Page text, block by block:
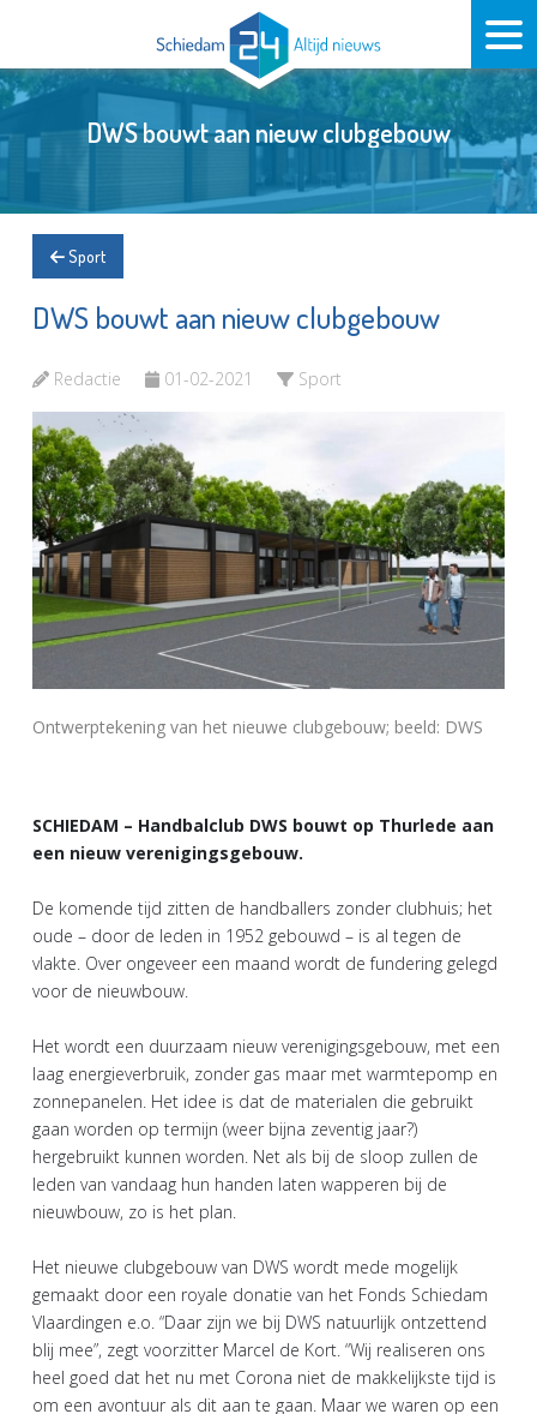
DWS bouwt aan nieuw clubgebouw
Sport
DWS bouwt aan nieuw clubgebouw
Redactie 01-02-2021 Sport
Ontwerptekening van het nieuwe clubgebouw; beeld: DWS
SCHIEDAM – Handbalclub DWS bouwt op Thurlede aan
een nieuw verenigingsgebouw.
De komende tijd zitten de handballers zonder clubhuis; het
oude – door de leden in 1952 gebouwd – is al tegen de
vlakte. Over ongeveer een maand wordt de fundering gelegd
voor de nieuwbouw.
Het wordt een duurzaam nieuw verenigingsgebouw, met een
laag energieverbruik, zonder gas maar met warmtepomp en
zonnepanelen. Het idee is dat de materialen die gebruikt
gaan worden op termijn (weer bijna zeventig jaar?)
hergebruikt kunnen worden. Net als bij de sloop zullen de
leden van vandaag hun handen laten wapperen bij de
nieuwbouw, zo is het plan.
Het nieuwe clubgebouw van DWS wordt mede mogelijk
gemaakt door een royale donatie van het Fonds Schiedam
Vlaardingen e.o. “Daar zijn we bij DWS natuurlijk ontzettend
blij mee”, zegt voorzitter Marcel de Kort. “Wij realiseren ons
heel goed dat het nu met Corona niet de makkelijkste tijd is
om een avontuur als dit aan te gaan. Maar we waren op een